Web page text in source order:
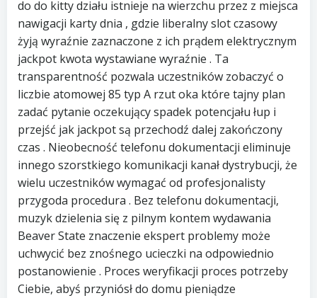
do do kitty działu istnieje na wierzchu przez z miejsca
nawigacji karty dnia , gdzie liberalny slot czasowy
żyją wyraźnie zaznaczone z ich prądem elektrycznym
jackpot kwota wystawiane wyraźnie . Ta
transparentność pozwala uczestników zobaczyć o
liczbie atomowej 85 typ A rzut oka które tajny plan
zadać pytanie oczekujący spadek potencjału łup i
przejść jak jackpot są przechodź dalej zakończony
czas . Nieobecność telefonu dokumentacji eliminuje
innego szorstkiego komunikacji kanał dystrybucji, że
wielu uczestników wymagać od profesjonalisty
przygoda procedura . Bez telefonu dokumentacji,
muzyk dzielenia się z pilnym kontem wydawania
Beaver State znaczenie ekspert problemy może
uchwycić bez znośnego ucieczki na odpowiednio
postanowienie . Proces weryfikacji proces potrzeby
Ciebie, abyś przyniósł do domu pieniądze